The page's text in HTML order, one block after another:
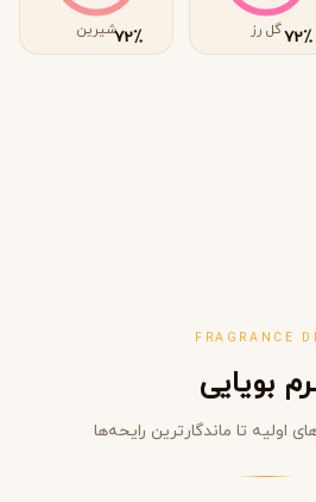
٪72گل رز ٪72شیرین
FRAGRANCE
بویایی
اولیه تا ماندگارترین رایحه‌ها